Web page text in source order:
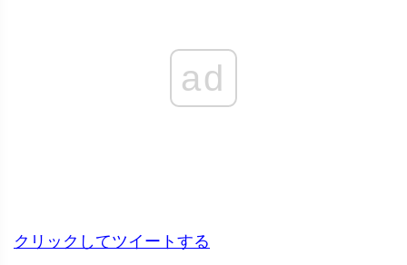
ad
クリックしてツイートする